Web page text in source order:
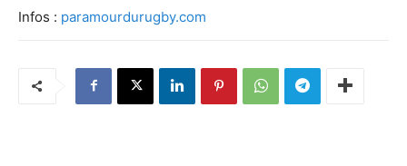
Infos : paramourdurugby.com